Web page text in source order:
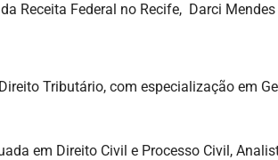
Receita Federal no Recife, Darci
Tributário, com especialização em
em Direito Civil e Processo Civil,